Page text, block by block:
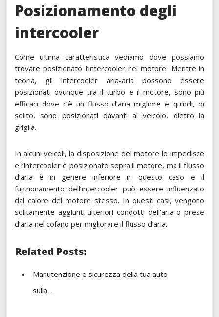
Posizionamento degli
intercooler
Come ultima caratteristica vediamo dove possiamo
trovare posizionato l’intercooler nel motore. Mentre in
teoria, gli intercooler aria-aria possono essere
posizionati ovunque tra il turbo e il motore, sono più
efficaci dove c’è un flusso d’aria migliore e quindi, di
solito, sono posizionati davanti al veicolo, dietro la
griglia.
In alcuni veicoli, la disposizione del motore lo impedisce
e l’intercooler è posizionato sopra il motore, ma il flusso
d’aria è in genere inferiore in questo caso e il
funzionamento dell’intercooler può essere influenzato
dal calore del motore stesso. In questi casi, vengono
solitamente aggiunti ulteriori condotti dell’aria o prese
d’aria nel cofano per migliorare il flusso d’aria.
Related Posts:
Manutenzione e sicurezza della tua auto
sulla…